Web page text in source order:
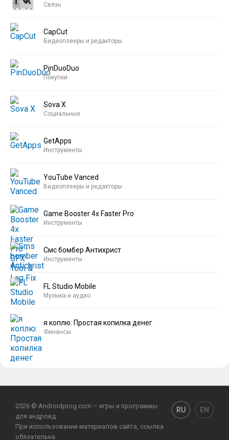
Связь
CapCut
Видеоплееры и редакторы
PinDuoDuo
Покупки
Sova X
Социальные
GetApps
Инструменты
YouTube Vanced
Видеоплееры и редакторы
Game Booster 4x Faster Pro
Инструменты
Смс бомбер Антихрист
Инструменты
FL Studio Mobile
Музыка и аудио
я коплю: Простая копилка денег
Финансы
2026 © Androidprog.com – игры и программы
для андроид.
При использовании материалов сайта, ссылка
обязательна.
RU EN